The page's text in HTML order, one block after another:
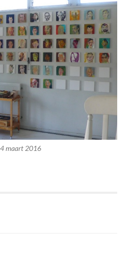
maart 2016